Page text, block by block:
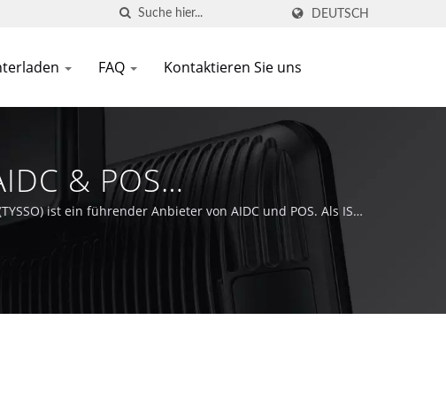
DEUTSCH
FAQ Kontaktieren Sie uns
& POS
ist ein führender Anbieter von AIDC und POS. Als ISO-
ist bestrebt, an der Spitze der Auto-ID- und POS-